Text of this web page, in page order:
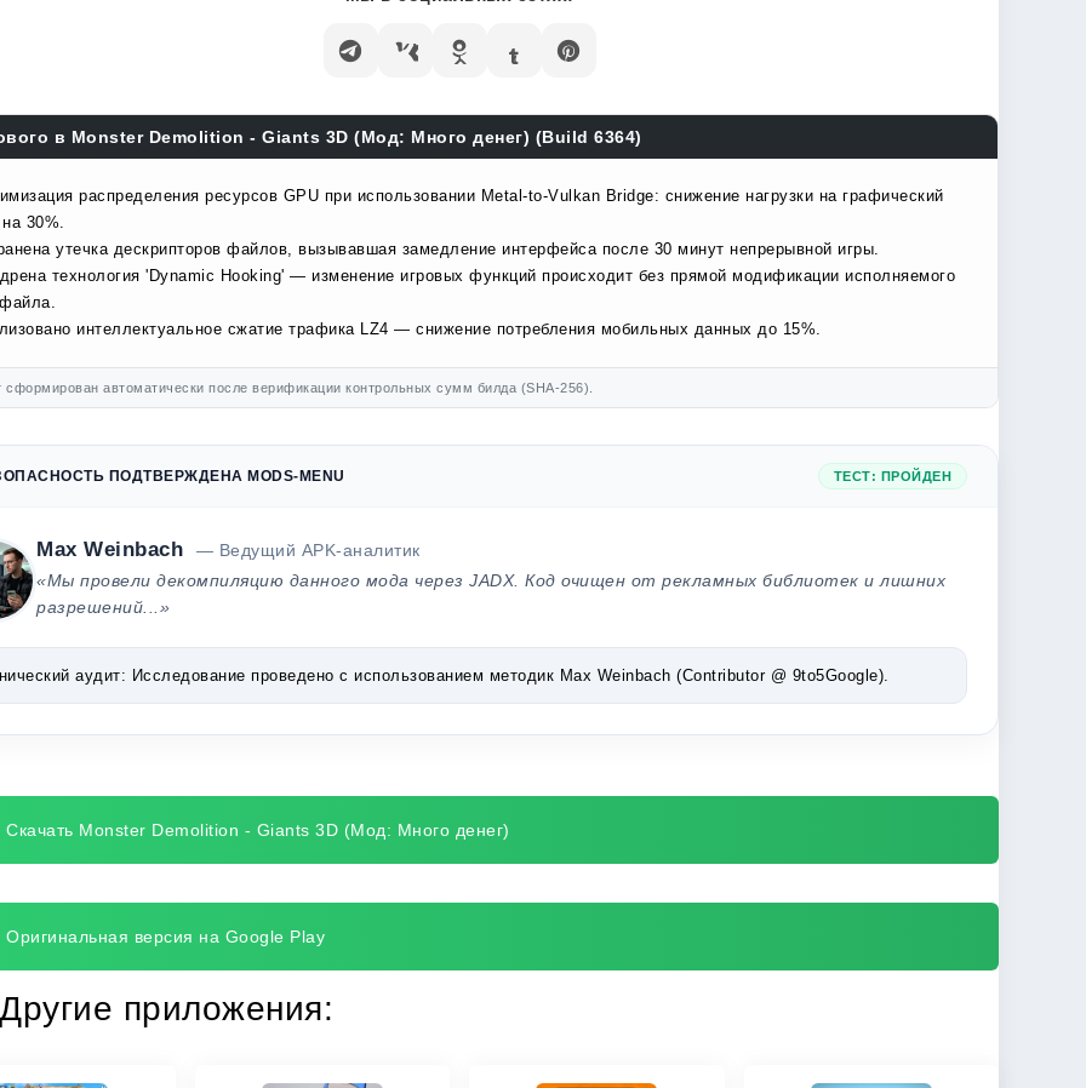
в Monster Demolition - Giants 3D (Мод: Много денег) (Build 6364)
распределения ресурсов GPU при использовании Metal-to-Vulkan Bridge: снижение нагрузки на графический
30%.
утечка дескрипторов файлов, вызывавшая замедление интерфейса после 30 минут непрерывной игры.
технология 'Dynamic Hooking' — изменение игровых функций происходит без прямой модификации исполняемого
интеллектуальное сжатие трафика LZ4 — снижение потребления мобильных данных до 15%.
автоматически после верификации контрольных сумм билда (SHA-256).
ПОДТВЕРЖДЕНА MODS-MENU ТЕСТ: ПРОЙДЕН
Max Weinbach
— Ведущий APK-аналитик
«Мы провели декомпиляцию данного мода через JADX. Код очищен от рекламных библиотек и лишних
разрешений...»
аудит: Исследование проведено с использованием методик Max Weinbach (Contributor @ 9to5Google).
Скачать Monster Demolition - Giants 3D (Мод: Много денег)
Оригинальная версия на Google Play
Другие приложения: